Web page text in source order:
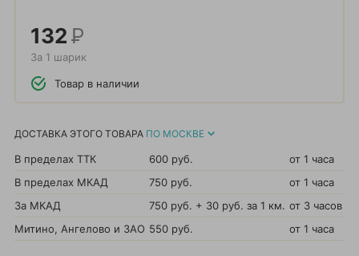
132Р
За 1 шарик
Товар в наличии
ДОСТАВКА ЭТОГО ТОВАРА ПО МОСКВЕ
В пределах ТТК 600 руб.
от 1 часа
В пределах МКАД
750 руб.
от 1 часа
За МКАД
750 руб. + 30 руб. за 1 км. от 3 часов
Митино, Ангелово и ЗАО 550 руб. от 1 часа